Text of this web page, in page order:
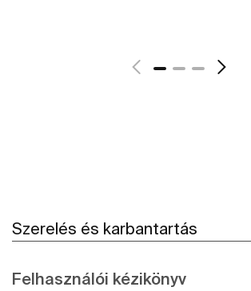
Szerelés és karbantartás
Felhasználói kézikönyv